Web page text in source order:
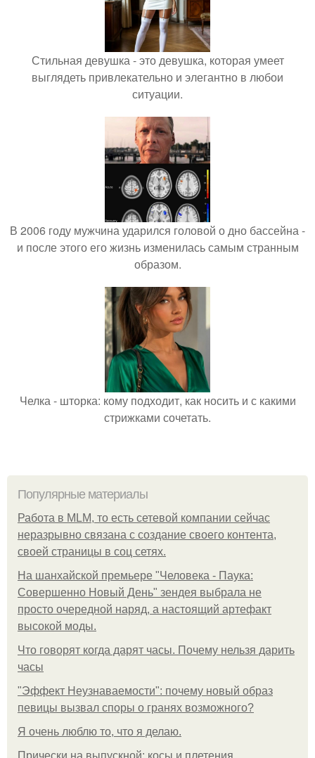
Стильная девушка - это девушка, которая умеет
выглядеть привлекательно и элегантно в любои
ситуации.
В 2006 году мужчина ударился головой о дно бассейна -
и после этого его жизнь изменилась самым странным
образом.
Челка - шторка: кому подходит, как носить и с какими
стрижками сочетать.
Популярные материалы
Работа в MLM, то есть сетевой компании сейчас
неразрывно связана с создание своего контента,
своей страницы в соц сетях.
На шанхайской премьере "Человека - Паука:
Совершенно Новый День" зендея выбрала не
просто очередной наряд, а настоящий артефакт
высокой моды.
Что говорят когда дарят часы. Почему нельзя дарить
часы
"Эффект Неузнаваемости": почему новый образ
певицы вызвал споры о гранях возможного?
Я очень люблю то, что я делаю.